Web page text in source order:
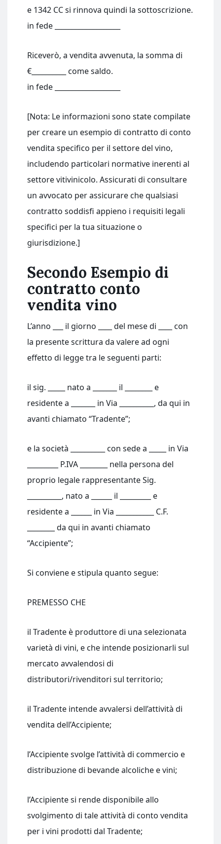
e 1342 CC si rinnova quindi la sottoscrizione.
in fede ___________________
Riceverò, a vendita avvenuta, la somma di
€__________ come saldo.
in fede ___________________
[Nota: Le informazioni sono state compilate
per creare un esempio di contratto di conto
vendita specifico per il settore del vino,
includendo particolari normative inerenti al
settore vitivinicolo. Assicurati di consultare
un avvocato per assicurare che qualsiasi
contratto soddisfi appieno i requisiti legali
specifici per la tua situazione o
giurisdizione.]
Secondo Esempio di
contratto conto
vendita vino
L’anno ___ il giorno ____ del mese di ____ con
la presente scrittura da valere ad ogni
effetto di legge tra le seguenti parti:
il sig. _____ nato a _______ il ________ e
residente a _______ in Via __________, da qui in
avanti chiamato “Tradente”;
e la società __________ con sede a _____ in Via
_________ P.IVA ________ nella persona del
proprio legale rappresentante Sig.
__________, nato a ______ il _________ e
residente a ______ in Via ___________ C.F.
________ da qui in avanti chiamato
“Accipiente”;
Si conviene e stipula quanto segue:
PREMESSO CHE
il Tradente è produttore di una selezionata
varietà di vini, e che intende posizionarli sul
mercato avvalendosi di
distributori/rivenditori sul territorio;
il Tradente intende avvalersi dell’attività di
vendita dell’Accipiente;
l’Accipiente svolge l’attività di commercio e
distribuzione di bevande alcoliche e vini;
l’Accipiente si rende disponibile allo
svolgimento di tale attività di conto vendita
per i vini prodotti dal Tradente;